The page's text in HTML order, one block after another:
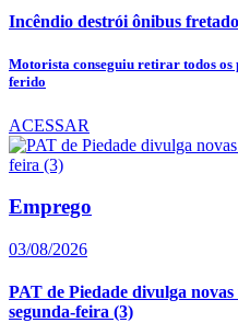
Incêndio destrói ônibus
Motorista conseguiu retirar todos os
ferido
ACESSAR
Emprego
03/08/2026
PAT de Piedade divulga novas
segunda-feira (3)